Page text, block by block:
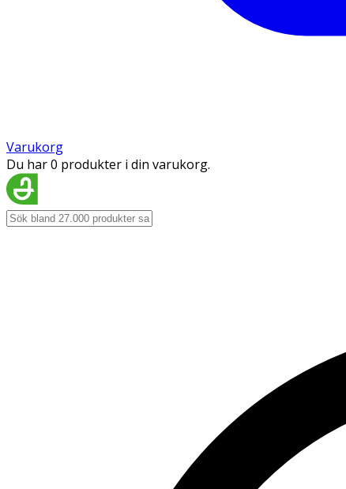
Varukorg
Du har 0 produkter i din varukorg.